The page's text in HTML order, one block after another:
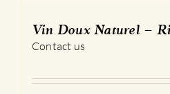
Vin Doux Naturel –
Contact us